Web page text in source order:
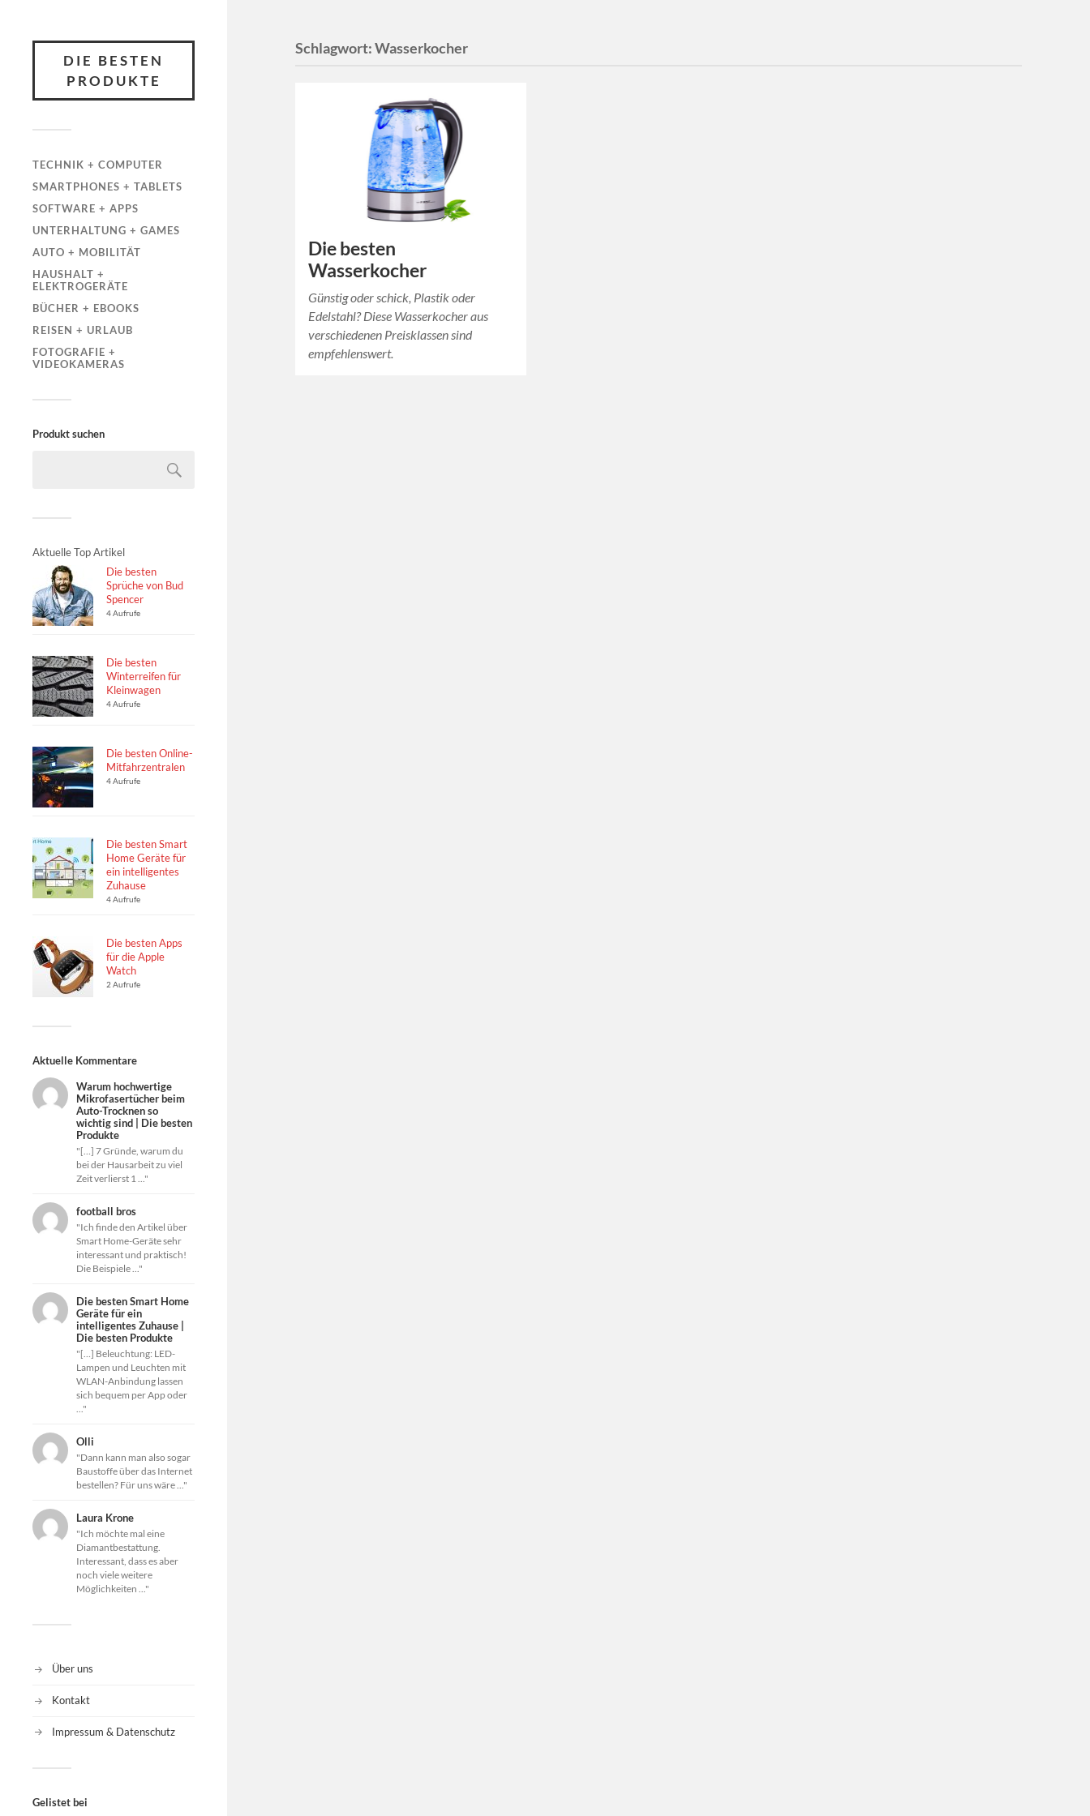
DIE BESTEN
PRODUKTE
TECHNIK + COMPUTER
SMARTPHONES + TABLETS
SOFTWARE + APPS
UNTERHALTUNG + GAMES
AUTO + MOBILITÄT
HAUSHALT +
ELEKTROGERÄTE
BÜCHER + EBOOKS
REISEN + URLAUB
FOTOGRAFIE +
VIDEOKAMERAS
Produkt suchen
Aktuelle Top Artikel
Die besten
Sprüche von Bud
Spencer
4 Aufrufe
Die besten
Winterreifen für
Kleinwagen
4 Aufrufe
Die besten Online-
Mitfahrzentralen
4 Aufrufe
Die besten Smart
Home Geräte für
ein intelligentes
Zuhause
4 Aufrufe
Die besten Apps
für die Apple
Watch
2 Aufrufe
Aktuelle Kommentare
Warum hochwertige
Mikrofasertücher beim
Auto-Trocknen so
wichtig sind | Die besten
Produkte
"[…] 7 Gründe, warum du
bei der Hausarbeit zu viel
Zeit verlierst 1 ..."
football bros
"Ich finde den Artikel über
Smart Home-Geräte sehr
interessant und praktisch!
Die Beispiele ..."
Die besten Smart Home
Geräte für ein
intelligentes Zuhause |
Die besten Produkte
"[…] Beleuchtung: LED-
Lampen und Leuchten mit
WLAN-Anbindung lassen
sich bequem per App oder
..."
Olli
"Dann kann man also sogar
Baustoffe über das Internet
bestellen? Für uns wäre ..."
Laura Krone
"Ich möchte mal eine
Diamantbestattung.
Interessant, dass es aber
noch viele weitere
Möglichkeiten ..."
Über uns
Kontakt
Impressum & Datenschutz
Gelistet bei
Schlagwort:Wasserkocher
Die besten
Wasserkocher
Günstig oder schick, Plastik oder
Edelstahl? Diese Wasserkocher aus
verschiedenen Preisklassen sind
empfehlenswert.